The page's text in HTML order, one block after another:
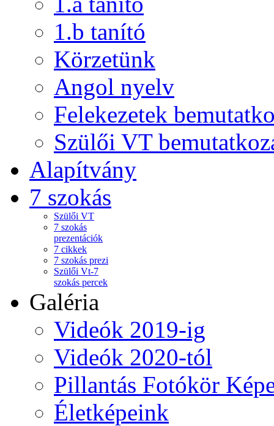
1.b tanító
Körzetünk
Angol nyelv
Felekezetek
Szülői VT
Alapítvány
7 szokás
Szülői VT
7 szokás
prezentációk
7 cikkek
7 szokás prezi
Szülői Vt-7
szokás percek
Galéria
Videók 2019-ig
Videók 2020-tól
Pillantás Fotókör
Életképeink